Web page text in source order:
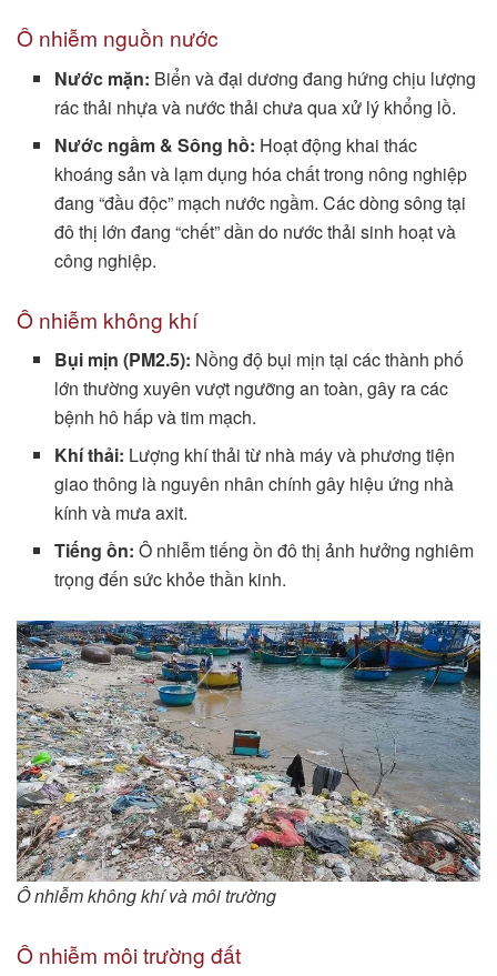
Ô nhiễm nguồn nước
Nước mặn: Biển và đại dương đang hứng chịu lượng
rác thải nhựa và nước thải chưa qua xử lý khổng lồ.
Nước ngầm & Sông hồ: Hoạt động khai thác
khoáng sản và lạm dụng hóa chất trong nông nghiệp
đang “đầu độc” mạch nước ngầm. Các dòng sông tại
đô thị lớn đang “chết” dần do nước thải sinh hoạt và
công nghiệp.
Ô nhiễm không khí
Bụi mịn (PM2.5): Nồng độ bụi mịn tại các thành phố
lớn thường xuyên vượt ngưỡng an toàn, gây ra các
bệnh hô hấp và tim mạch.
Khí thải: Lượng khí thải từ nhà máy và phương tiện
giao thông là nguyên nhân chính gây hiệu ứng nhà
kính và mưa axit.
Tiếng ồn: Ô nhiễm tiếng ồn đô thị ảnh hưởng nghiêm
trọng đến sức khỏe thần kinh.
Ô nhiễm không khí và môi trường
Ô nhiễm môi trường đất